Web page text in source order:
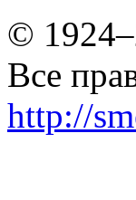
©
Все
http://